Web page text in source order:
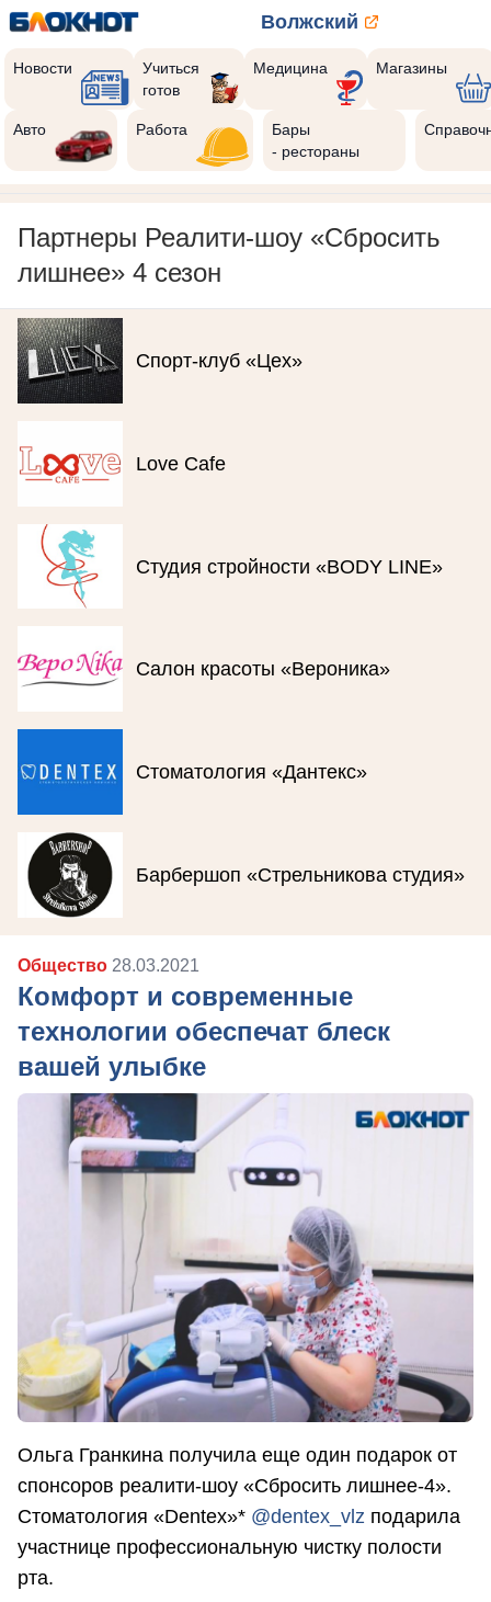
Волжский
Новости
Учиться
готов
Медицина Магазины
Авто Работа
Бары
- рестораны
Партнеры Реалити-шоу «Сбросить
лишнее» 4 сезон
Спорт-клуб «Цех»
Love Cafe
Студия стройности «BODY LINE»
Салон красоты «Вероника»
Стоматология «Дантекс»
Барбершоп «Стрельникова студия»
Общество 28.03.2021
Комфорт и современные
технологии обеспечат блеск
вашей улыбке
Ольга Гранкина получила еще один подарок от
спонсоров реалити-шоу «Сбросить лишнее-4».
Стоматология «Dentex»* @dentex_vlz подарила
участнице профессиональную чистку полости
рта.